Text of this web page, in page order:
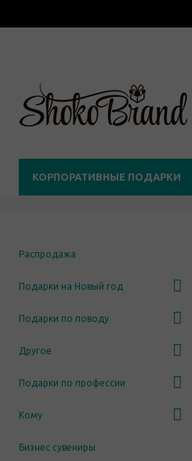
КОРПОРАТИВНЫЕ ПОДАРКИ
Распродажа
Подарки на Новый год
Подарки по поводу
Другое
Подарки по профессии
Кому
Бизнес сувениры